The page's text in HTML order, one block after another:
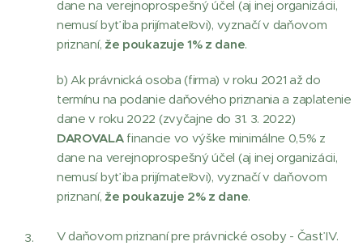
dane na verejnoprospešný účel (aj inej organizácii,
nemusí byť iba prijímateľovi), vyznačí v daňovom
priznaní, že poukazuje 1% z dane.
b) Ak právnická osoba (firma) v roku 2021 až do
termínu na podanie daňového priznania a zaplatenie
dane v roku 2022 (zvyčajne do 31. 3. 2022)
DAROVALAfinancie vo výške minimálne 0,5% z
dane na verejnoprospešný účel (aj inej organizácii,
nemusí byť iba prijímateľovi), vyznačí v daňovom
priznaní, že poukazuje 2% z dane.
V daňovom priznaní pre právnické osoby - Časť IV.